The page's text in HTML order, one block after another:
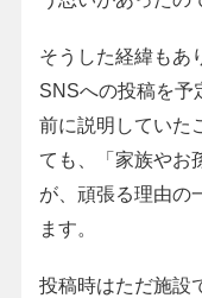
そうした経緯もあ
SNSへの投稿を予
前に説明していた
ても、「家族やお
が、頑張る理由の
ます。
投稿時はただ施設